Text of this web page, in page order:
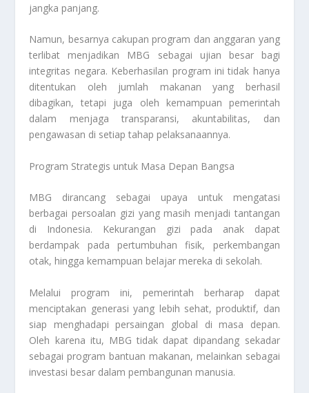
jangka panjang.
Namun, besarnya cakupan program dan anggaran yang
terlibat menjadikan MBG sebagai ujian besar bagi
integritas negara. Keberhasilan program ini tidak hanya
ditentukan oleh jumlah makanan yang berhasil
dibagikan, tetapi juga oleh kemampuan pemerintah
dalam menjaga transparansi, akuntabilitas, dan
pengawasan di setiap tahap pelaksanaannya.
Program Strategis untuk Masa Depan Bangsa
MBG dirancang sebagai upaya untuk mengatasi
berbagai persoalan gizi yang masih menjadi tantangan
di Indonesia. Kekurangan gizi pada anak dapat
berdampak pada pertumbuhan fisik, perkembangan
otak, hingga kemampuan belajar mereka di sekolah.
Melalui program ini, pemerintah berharap dapat
menciptakan generasi yang lebih sehat, produktif, dan
siap menghadapi persaingan global di masa depan.
Oleh karena itu, MBG tidak dapat dipandang sekadar
sebagai program bantuan makanan, melainkan sebagai
investasi besar dalam pembangunan manusia.